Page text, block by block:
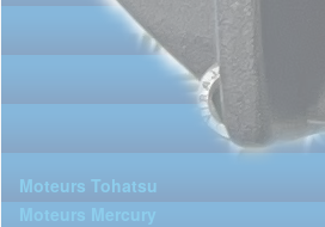
Moteurs Tohatsu
Moteurs Mercury